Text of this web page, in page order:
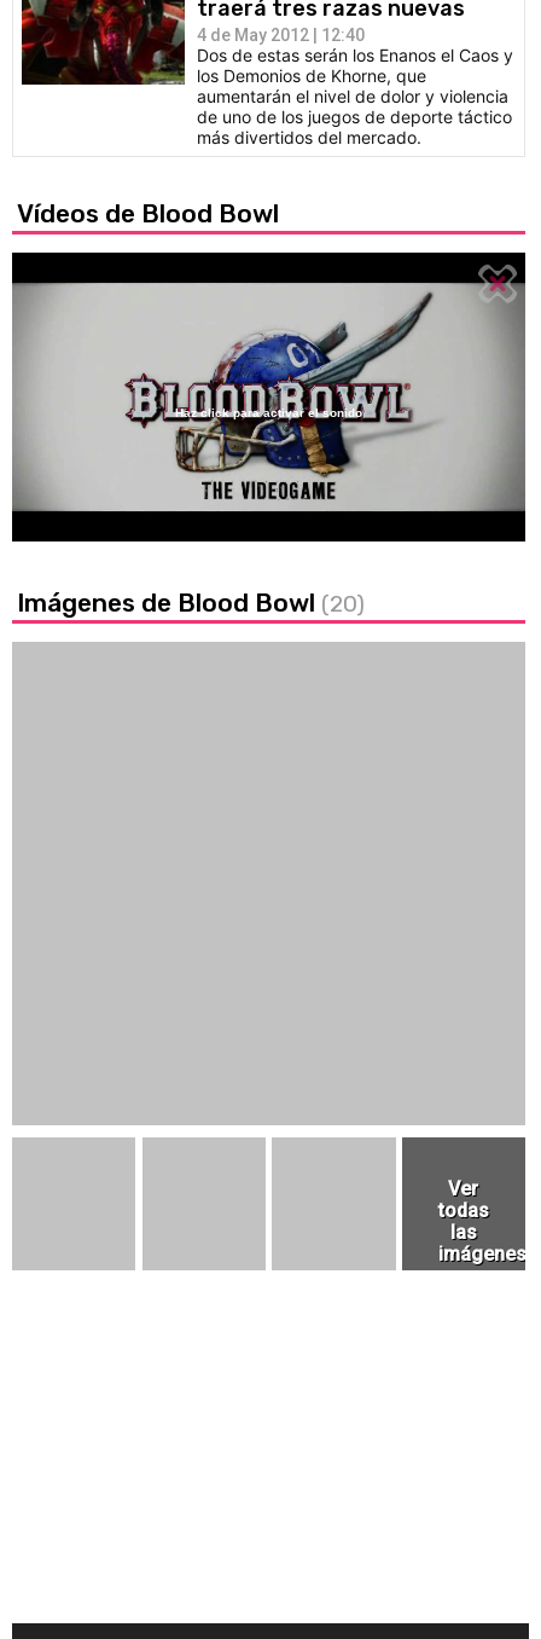
traerá tres razas nuevas
4 de May 2012 | 12:40
Dos de estas serán los Enanos el Caos y
los Demonios de Khorne, que
aumentarán el nivel de dolor y violencia
de uno de los juegos de deporte táctico
más divertidos del mercado.
Vídeos de Blood Bowl
/
Haz click para activar el sonido
Imágenes de Blood Bowl (20)